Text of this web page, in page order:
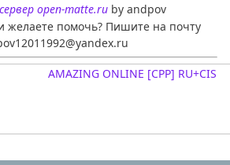
open-matte.ruby andpov
желаете помочь? Пишите на почту